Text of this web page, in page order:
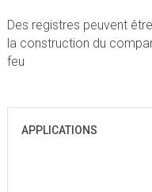
Des registres peuvent
la construction du
feu
APPLICATIONS